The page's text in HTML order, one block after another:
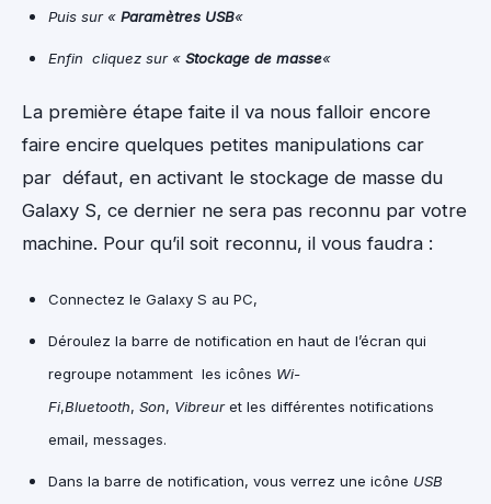
Puis sur « Paramètres USB«
Enfin cliquez sur « Stockage de masse«
La première étape faite il va nous falloir encore
faire encire quelques petites manipulations car
par défaut, en activant le stockage de masse du
Galaxy S, ce dernier ne sera pas reconnu par votre
machine. Pour qu’il soit reconnu, il vous faudra :
Connectez le Galaxy S au PC,
Déroulez la barre de notification en haut de l’écran qui
regroupe notamment les icônes Wi-
Fi,Bluetooth, Son, Vibreuret les différentes notifications
email, messages.
Dans la barre de notification, vous verrez une icône USB